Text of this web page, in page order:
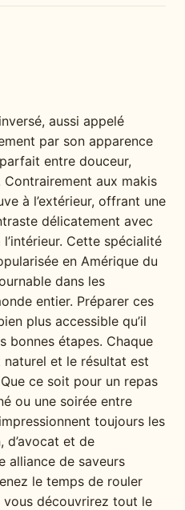
aussi appelé
par son apparence
entre douceur,
aux makis
à l’extérieur, offrant une
délicatement avec
Cette spécialité
en Amérique du
dans les
entier. Préparer ces
plus accessible qu’il
bonnes étapes. Chaque
et le résultat est
ce soit pour un repas
ou une soirée entre
toujours les
d’avocat et de
alliance de saveurs
le temps de rouler
découvrirez tout le